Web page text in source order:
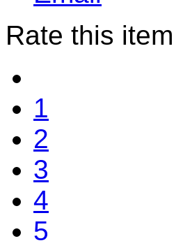
Rate this item
1
2
3
4
5